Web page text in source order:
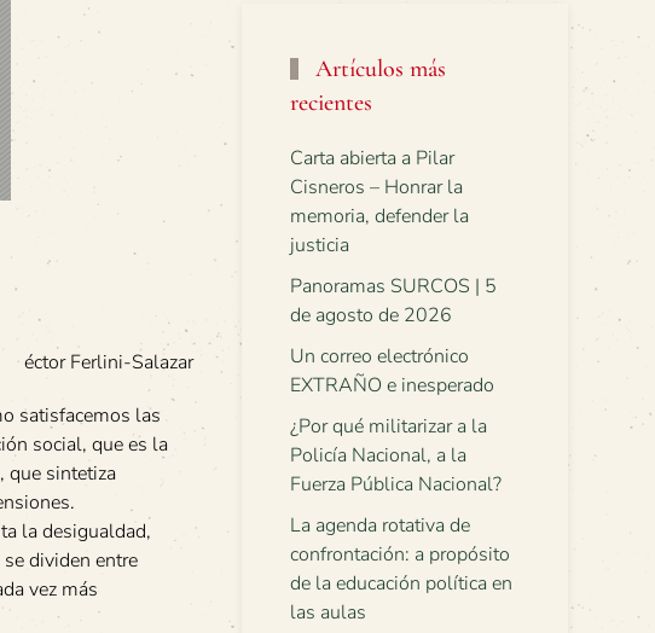
éctor Ferlini-Salazar
satisfacemos las
social, que es la
que sintetiza
la desigualdad,
dividen entre
vez más
Artículos más
recientes
Carta abierta a Pilar
Cisneros – Honrar la
memoria, defender la
justicia
Panoramas SURCOS | 5
de agosto de 2026
Un correo electrónico
EXTRAÑO e inesperado
¿Por qué militarizar a la
Policía Nacional, a la
Fuerza Pública Nacional?
La agenda rotativa de
confrontación: a propósito
de la educación política en
las aulas